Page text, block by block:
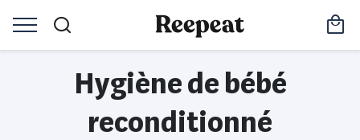
Hygiène de bébé
reconditionné